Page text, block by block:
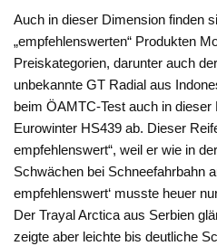
Auch in dieser Dimension finden
„empfehlenswerten“ Produkten
Preiskategorien, darunter auch
unbekannte GT Radial aus
beim ÖAMTC-Test auch in
Eurowinter HS439 ab. Dieser
empfehlenswert“, weil er wie in
Schwächen bei Schneefahrbahn
empfehlenswert‘ musste heuer
Der Trayal Arctica aus Serbien
zeigte aber leichte bis deutliche